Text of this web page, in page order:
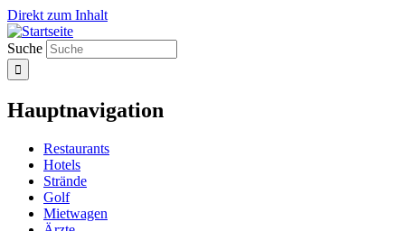
Direkt zum Inhalt
Suche
Hauptnavigation
Restaurants
Hotels
Strände
Golf
Mietwagen